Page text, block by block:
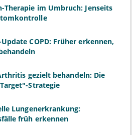
Therapie im Umbruch: Jenseits
COPD: Früher erkennen,
gezielt behandeln: Die
Strategie
Lungenerkrankung:
früh erkennen